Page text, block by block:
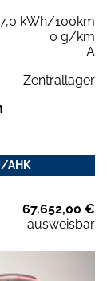
kWh/100km
0 g/km
A
Zentrallager
AHK
67.652,00 €
ausweisbar